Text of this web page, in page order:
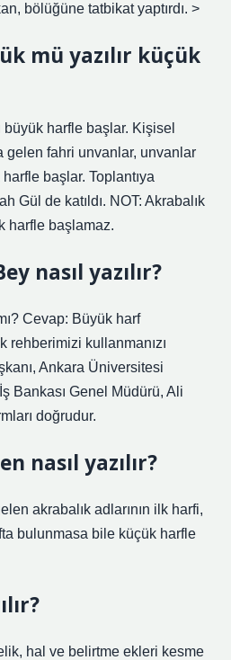
bölüğüne tatbikat yaptırdı. >
mü yazılır küçük
büyük harfle başlar. Kişisel
gelen fahri unvanlar, unvanlar
başlar. Toplantıya
Gül de katıldı. NOT: Akrabalık
harfle başlamaz.
nasıl yazılır?
Cevap: Büyük harf
rehberimizi kullanmanızı
Ankara Üniversitesi
Bankası Genel Müdürü, Ali
doğrudur.
nasıl yazılır?
akrabalık adlarının ilk harfi,
bulunmasa bile küçük harfle
hal ve belirtme ekleri kesme